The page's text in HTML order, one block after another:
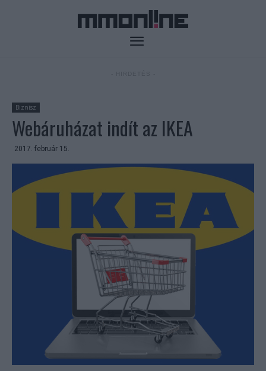
Biznisz
Webáruházat indít az IKEA
2017. február 15.